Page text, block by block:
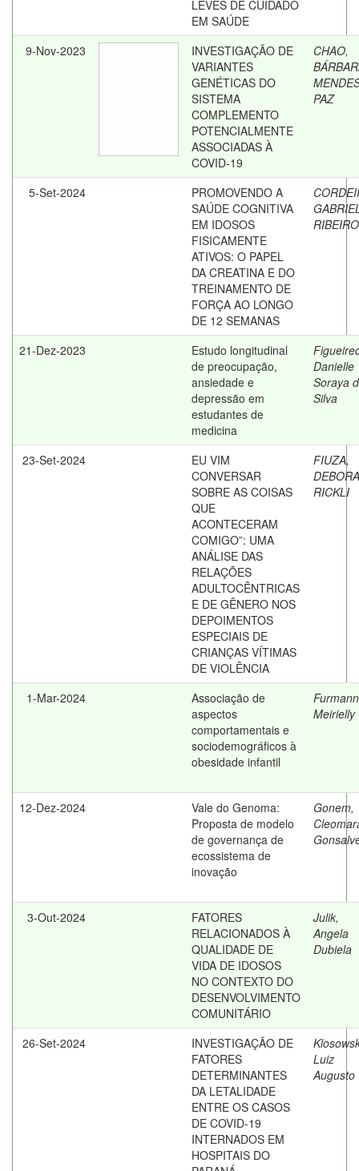
LEVES DE CUIDADO
EM SAÚDE
9-Nov-2023
INVESTIGAÇÃO DE
VARIANTES
GENÉTICAS DO
SISTEMA
COMPLEMENTO
POTENCIALMENTE
ASSOCIADAS À
COVID-19
CHAO,
PAZ
5-Set-2024
PROMOVENDO A
SAÚDE COGNITIVA
EM IDOSOS
FISICAMENTE
ATIVOS: O PAPEL
DA CREATINA E DO
TREINAMENTO DE
FORÇA AO LONGO
DE 12 SEMANAS
RIBEIRO
21-Dez-2023
Estudo longitudinal
de preocupação,
ansiedade e
depressão em
estudantes de
medicina
Danielle
Soraya
Silva
23-Set-2024
EU VIM
CONVERSAR
SOBRE AS COISAS
QUE
ACONTECERAM
COMIGO”: UMA
ANÁLISE DAS
RELAÇÕES
ADULTOCÊNTRICAS
E DE GÊNERO NOS
DEPOIMENTOS
ESPECIAIS DE
CRIANÇAS VÍTIMAS
DE VIOLÊNCIA
FIUZA,
DEBORA
RICKLI
1-Mar-2024
Associação de
aspectos
comportamentais e
sociodemográficos à
obesidade infantil
Meirielly
12-Dez-2024
Vale do Genoma:
Proposta de modelo
de governança de
ecossistema de
inovação
Gonem,
3-Out-2024
FATORES
RELACIONADOS À
QUALIDADE DE
VIDA DE IDOSOS
NO CONTEXTO DO
DESENVOLVIMENTO
COMUNITÁRIO
Julik,
Angela
Dubiela
26-Set-2024
INVESTIGAÇÃO DE
FATORES
DETERMINANTES
DA LETALIDADE
ENTRE OS CASOS
DE COVID-19
INTERNADOS EM
HOSPITAIS DO
Luiz
Augusto